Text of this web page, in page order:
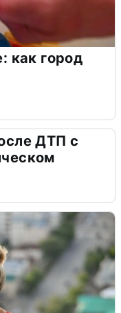
как город
ДТП с